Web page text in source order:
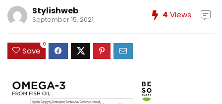
Stylishweb
September 15, 2021 4 Views
Save
0